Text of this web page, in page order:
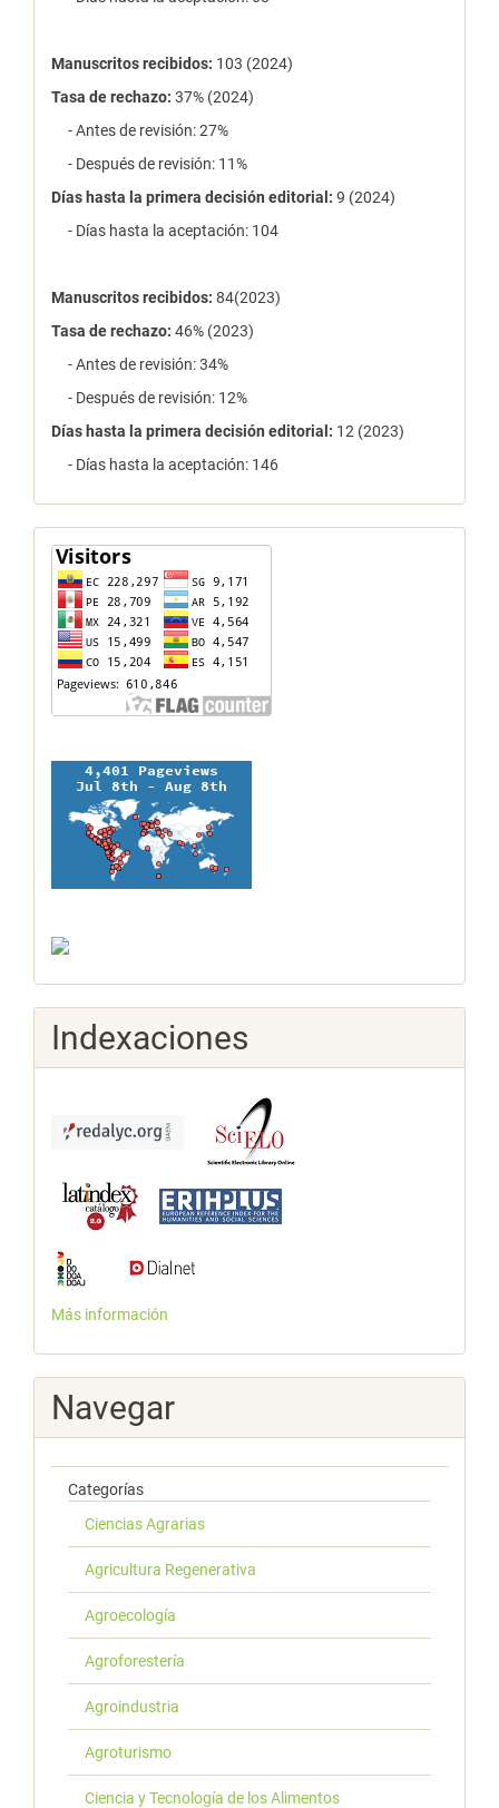
Manuscritos recibidos: 103 (2024)
Tasa de rechazo: 37% (2024)
- Antes de revisión: 27%
- Después de revisión: 11%
Días hasta la primera decisión editorial: 9 (2024)
- Días hasta la aceptación: 104
Manuscritos recibidos: 84(2023)
Tasa de rechazo: 46% (2023)
- Antes de revisión: 34%
- Después de revisión: 12%
Días hasta la primera decisión editorial: 12 (2023)
- Días hasta la aceptación: 146
contador
Indexaciones
Más información
Navegar
Categorías
Ciencias Agrarias
Agricultura Regenerativa
Agroecología
Agroforestería
Agroindustria
Agroturismo
Ciencia y Tecnología de los Alimentos